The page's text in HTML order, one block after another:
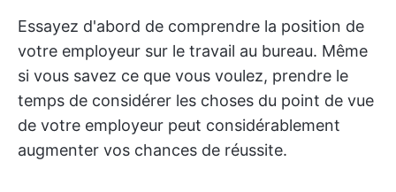
Essayez d'abord de comprendre la position de
votre employeur sur le travail au bureau. Même
si vous savez ce que vous voulez, prendre le
temps de considérer les choses du point de vue
de votre employeur peut considérablement
augmenter vos chances de réussite.